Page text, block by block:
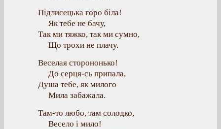
Підлисецька горо біла!
Як тебе не бачу,
Так ми тяжко, так ми сумно,
Що трохи не плачу.
Веселая сторононько!
До серця-сь припала,
Душа тебе, як милого
Мила забажала.
Там-то любо, там солодко,
Весело і мило!